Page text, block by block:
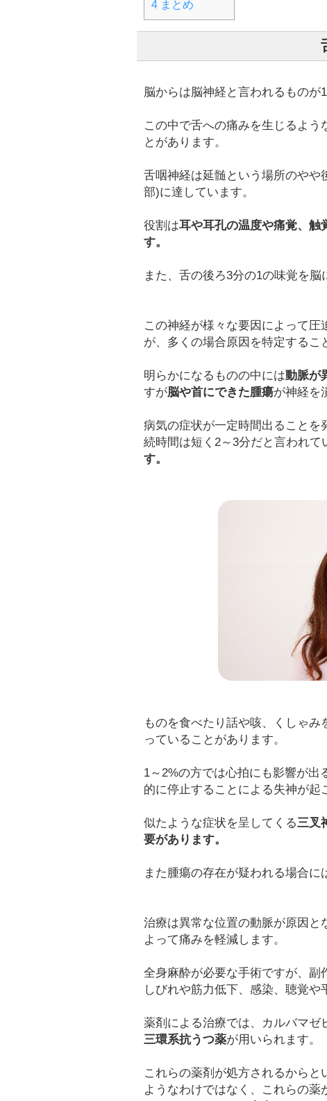
4 まとめ
脳からは脳神経と言われるものが
この中で舌への痛みを生じるよう
とがあります。
舌咽神経は延髄という場所のやや
部)に達しています。
役割は耳や耳孔の温度や痛覚、触
す。
また、舌の後ろ3分の1の味覚を脳
この神経が様々な要因によって
が、多くの場合原因を特定するこ
明らかになるものの中には動脈が
すが脳や首にできた腫瘍が神経を
病気の症状が一定時間出ることを
続時間は短く2～3分だと言われて
す。
ものを食べたり話や咳、くしゃ
っていることがあります。
1～2%の方では心拍にも影響が
的に停止することによる失神が起
似たような症状を呈してくる三叉
要があります。
また腫瘍の存在が疑われる場合に
治療は異常な位置の動脈が原因と
よって痛みを軽減します。
全身麻酔が必要な手術ですが、副
しびれや筋力低下、感染、聴覚や
薬剤による治療では、カルバマゼ
三環系抗うつ薬が用いられます。
これらの薬剤が処方されるから
ようなわけではなく、これらの